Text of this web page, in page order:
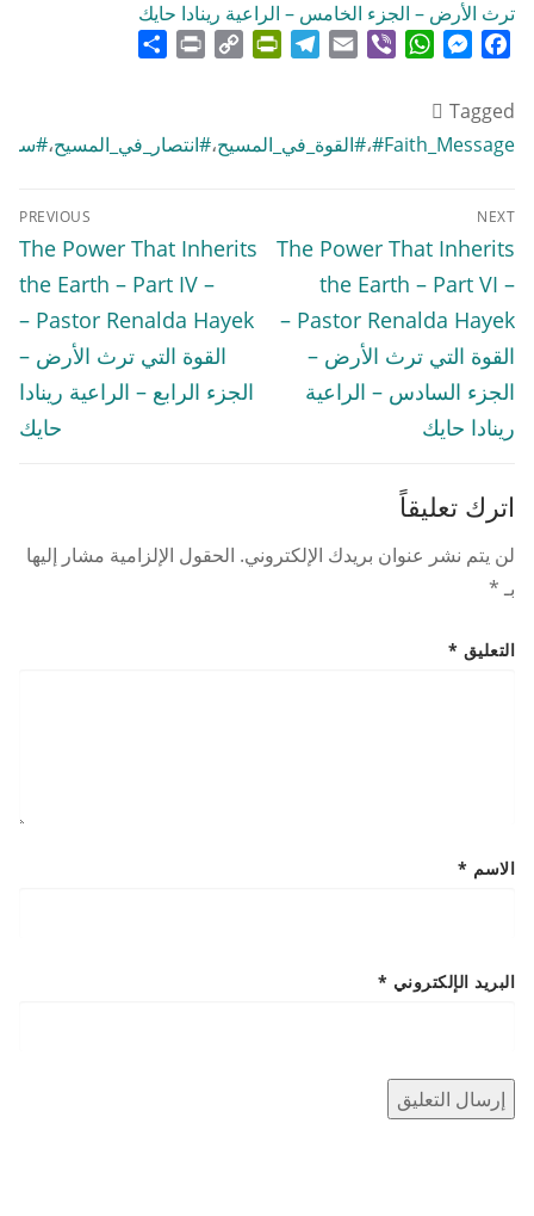
ترث الأرض – الجزء الخامس – الراعية رينادا حايك
Facebook
Messenger
WhatsApp
Viber
Email
Telegram
PrintFriendly
Copy
Print
Tagged
#Faith_Message،#القوة_في_المسيح،#انتصار_في_المسيح،
تصفّح
المقالات
PREVIOUS
Previous
The Power That Inherits
the Earth – Part IV –
Pastor Renalda Hayek –
القوة التي ترث الأرض –
الجزء الرابع – الراعية رينادا
حايك
NEXT
Next
post:
The Power That Inherits
the Earth – Part VI –
Pastor Renalda Hayek –
القوة التي ترث الأرض –
الجزء السادس – الراعية
رينادا حايك
اترك تعليقاً
لن يتم نشر عنوان بريدك الإلكتروني. الحقول الإلزامية مشار إليها
بـ*
التعليق *
الاسم *
البريد الإلكتروني *